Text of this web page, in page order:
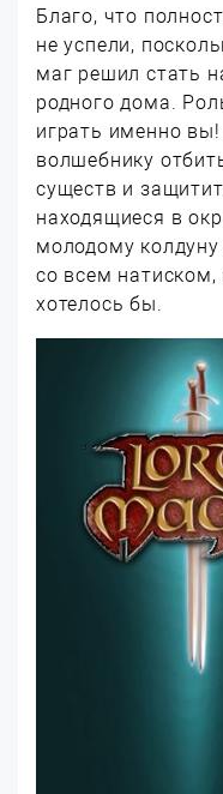
Благо, что
не успели,
маг решил стать
родного дома.
играть именно
волшебнику
существ и
находящиеся в
молодому
со всем натиском,
хотелось бы.